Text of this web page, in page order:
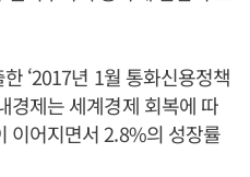
‘2017년 1월 통화신용정책
경제는 세계경제 회복에 따
이어지면서 2.8%의 성장률